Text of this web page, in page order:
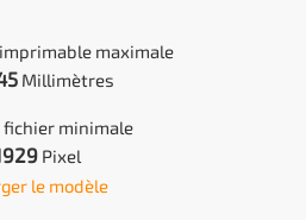
maximale
Millimètres
fichier minimale
Pixel
le modèle